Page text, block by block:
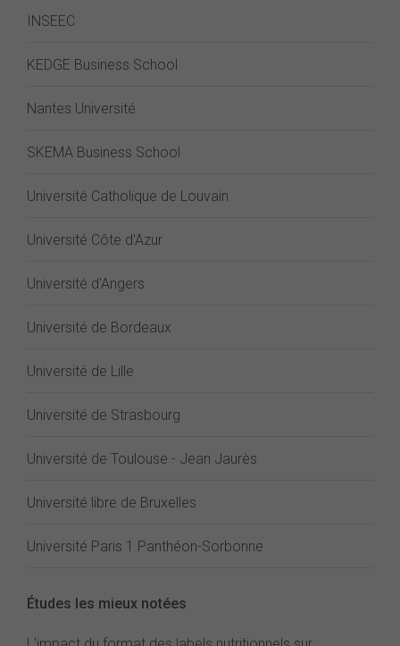
INSEEC
KEDGE Business School
Nantes Université
SKEMA Business School
Université Catholique de Louvain
Université Côte d'Azur
Université d'Angers
Université de Bordeaux
Université de Lille
Université de Strasbourg
Université de Toulouse - Jean Jaurès
Université libre de Bruxelles
Université Paris 1 Panthéon-Sorbonne
Études les mieux notées